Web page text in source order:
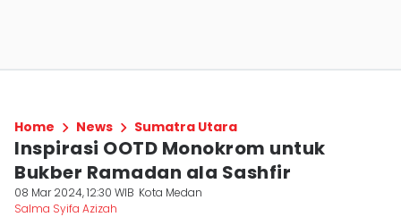
Home News Sumatra Utara
Inspirasi OOTD Monokrom untuk
Bukber Ramadan ala Sashfir
08 Mar 2024, 12:30 WIB Kota Medan
Salma Syifa Azizah